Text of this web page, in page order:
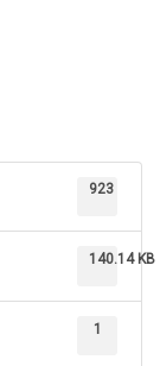
923
140.14 KB
1